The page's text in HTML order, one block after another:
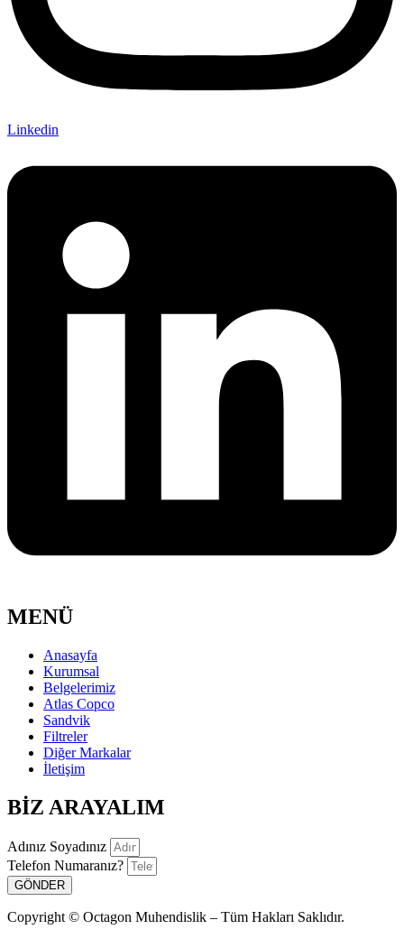
Linkedin
MENÜ
Anasayfa
Kurumsal
Belgelerimiz
Atlas Copco
Sandvik
Filtreler
Diğer Markalar
İletişim
BİZ ARAYALIM
Adınız Soyadınız
Telefon Numaranız?
GÖNDER
Copyright © Octagon Muhendislik – Tüm Hakları Saklıdır.